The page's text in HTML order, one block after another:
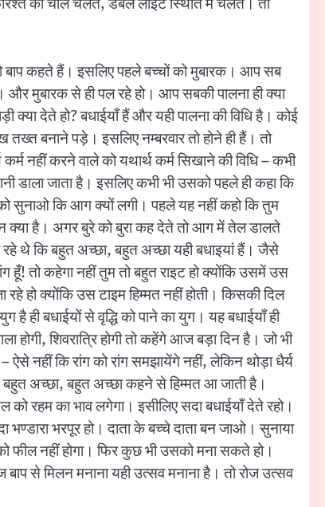
बाप कहते हैं। इसलिए पहले बच्चों को मुबारक। आप सब
और मुबारक से ही पल रहे हो। आप सबकी पालना ही क्या
क्या देते हो? बधाईयाँ हैं और यही पालना की विधि है। कोई
बनाने पड़े। इसलिए नम्बरवार तो होने ही हैं। तो
नहीं करने वाले को यथार्थ कर्म सिखाने की विधि – कभी
डाला जाता है। इसलिए कभी भी उसको पहले ही कहा कि
सुनाओ कि आग क्यों लगी। पहले यह नहीं कहो कि तुम
क्या है। अगर बुरे को बुरा कह देते तो आग में तेल डालते
थे कि बहुत अच्छा, बहुत अच्छा यही बधाइयां हैं। जैसे
हूँ! तो कहेगा नहीं तुम तो बहुत राइट हो क्योंकि उसमें उस
हो क्योंकि उस टाइम हिम्मत नहीं होती। किसकी दिल
ही बधाईयों से वृद्धि को पाने का युग। यह बधाईयाँ ही
होगी, शिवरात्रि होगी तो कहेंगे आज बड़ा दिन है। जो भी
नहीं कि रांग को रांग समझायेंगे नहीं, लेकिन थोड़ा धैर्य
अच्छा, बहुत अच्छा कहने से हिम्मत आ जाती है।
रहम का भाव लगेगा। इसीलिए सदा बधाईयाँ देते रहो।
भरपूर हो। दाता के बच्चे दाता बन जाओ। सुनाया
फील नहीं होगा। फिर कुछ भी उसको मना सकते हो।
से मिलन मनाना यही उत्सव मनाना है। तो रोज उत्सव